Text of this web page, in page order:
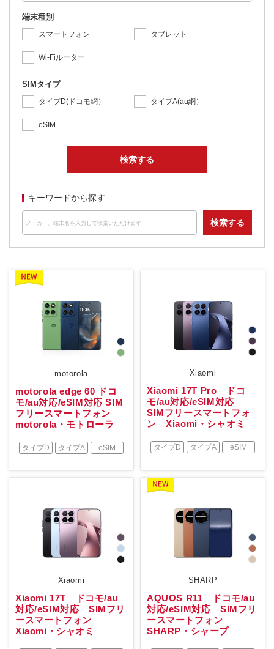
端末種別
スマートフォン タブレット
Wi-Fiルーター
SIMタイプ
タイプD(ドコモ網） タイプA(au網）
eSIM
検索する
キーワードから探す
検索する
motorola
motorola edge 60 ドコ
モ/au対応/eSIM対応 SIM
フリースマートフォン
motorola・モトローラ
タイプD タイプA eSIM
Xiaomi
Xiaomi 17T Pro ドコ
モ/au対応/eSIM対応
SIMフリースマートフォ
ン Xiaomi・シャオミ
タイプD タイプA eSIM
Xiaomi
Xiaomi 17T ドコモ/au
対応/eSIM対応 SIMフリ
ースマートフォン
Xiaomi・シャオミ
SHARP
AQUOS R11 ドコモ/au
対応/eSIM対応 SIMフリ
ースマートフォン
SHARP・シャープ